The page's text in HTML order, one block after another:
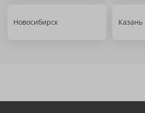
Новосибирск Казань